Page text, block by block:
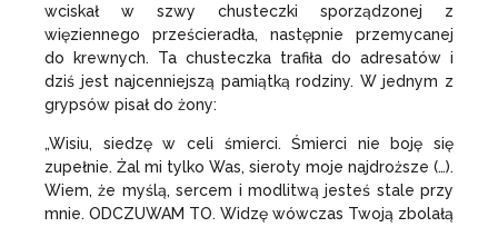
wciskał w szwy chusteczki sporządzonej z
więziennego prześcieradła, następnie przemycanej
do krewnych. Ta chusteczka trafiła do adresatów i
dziś jest najcenniejszą pamiątką rodziny. W jednym z
grypsów pisał do żony:
„Wisiu, siedzę w celi śmierci. Śmierci nie boję się
zupełnie. Żal mi tylko Was, sieroty moje najdroższe (…).
Wiem, że myślą, sercem i modlitwą jesteś stale przy
mnie. ODCZUWAM TO. Widzę wówczas Twoją zbolałą